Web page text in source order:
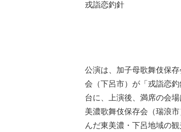
戎詣恋釣針
公演は、加子母歌舞伎保
会（下呂市）が「戎詣恋
台に、上演後、満席の会
美濃歌舞伎保存会（瑞浪
んだ東美濃・下呂地域の